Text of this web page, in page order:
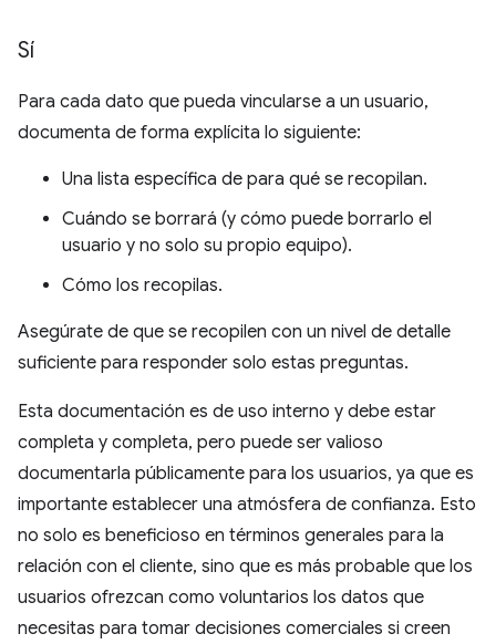
Sí
Para cada dato que pueda vincularse a un usuario,
documenta de forma explícita lo siguiente:
Una lista específica de para qué se recopilan.
Cuándo se borrará (y cómo puede borrarlo el
usuario y no solo su propio equipo).
Cómo los recopilas.
Asegúrate de que se recopilen con un nivel de detalle
suficiente para responder solo estas preguntas.
Esta documentación es de uso interno y debe estar
completa y completa, pero puede ser valioso
documentarla públicamente para los usuarios, ya que es
importante establecer una atmósfera de confianza. Esto
no solo es beneficioso en términos generales para la
relación con el cliente, sino que es más probable que los
usuarios ofrezcan como voluntarios los datos que
necesitas para tomar decisiones comerciales si creen